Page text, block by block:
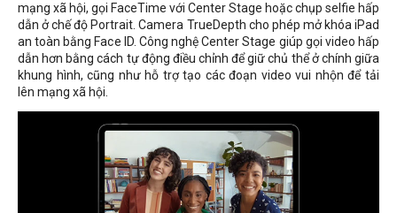
mạng xã hội, gọi FaceTime với Center Stage hoặc chụp selfie hấp
dẫn ở chế độ Portrait. Camera TrueDepth cho phép mở khóa iPad
an toàn bằng Face ID. Công nghệ Center Stage giúp gọi video hấp
dẫn hơn bằng cách tự động điều chỉnh để giữ chủ thể ở chính giữa
khung hình, cũng như hỗ trợ tạo các đoạn video vui nhộn để tải
lên mạng xã hội.